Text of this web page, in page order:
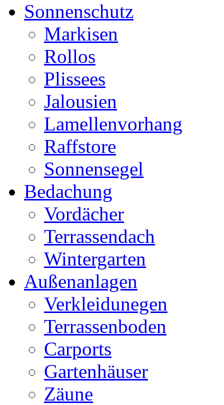
Sonnenschutz
Markisen
Rollos
Plissees
Jalousien
Lamellenvorhang
Raffstore
Sonnensegel
Bedachung
Vordächer
Terrassendach
Wintergarten
Außenanlagen
Verkleidunegen
Terrassenboden
Carports
Gartenhäuser
Zäune